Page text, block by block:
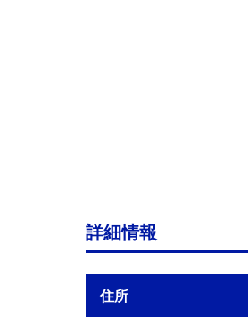
詳細情報
住所